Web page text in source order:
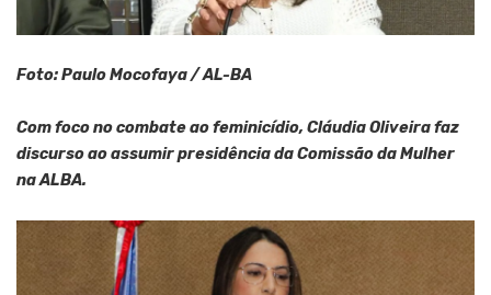
Foto: Paulo Mocofaya / AL-BA
Com foco no combate ao feminicídio, Cláudia Oliveira faz
discurso ao assumir presidência da Comissão da Mulher
na ALBA.